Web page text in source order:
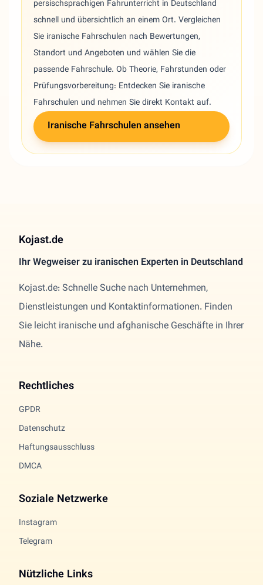
persischsprachigen Fahrunterricht in Deutschland
schnell und übersichtlich an einem Ort. Vergleichen
Sie iranische Fahrschulen nach Bewertungen,
Standort und Angeboten und wählen Sie die
passende Fahrschule. Ob Theorie, Fahrstunden oder
Prüfungsvorbereitung: Entdecken Sie iranische
Fahrschulen und nehmen Sie direkt Kontakt auf.
Iranische Fahrschulen ansehen
Kojast.de
Ihr Wegweiser zu iranischen Experten in Deutschland
Kojast.de: Schnelle Suche nach Unternehmen,
Dienstleistungen und Kontaktinformationen. Finden
Sie leicht iranische und afghanische Geschäfte in Ihrer
Nähe.
Rechtliches
GPDR
Datenschutz
Haftungsausschluss
DMCA
Soziale Netzwerke
Instagram
Telegram
Nützliche Links